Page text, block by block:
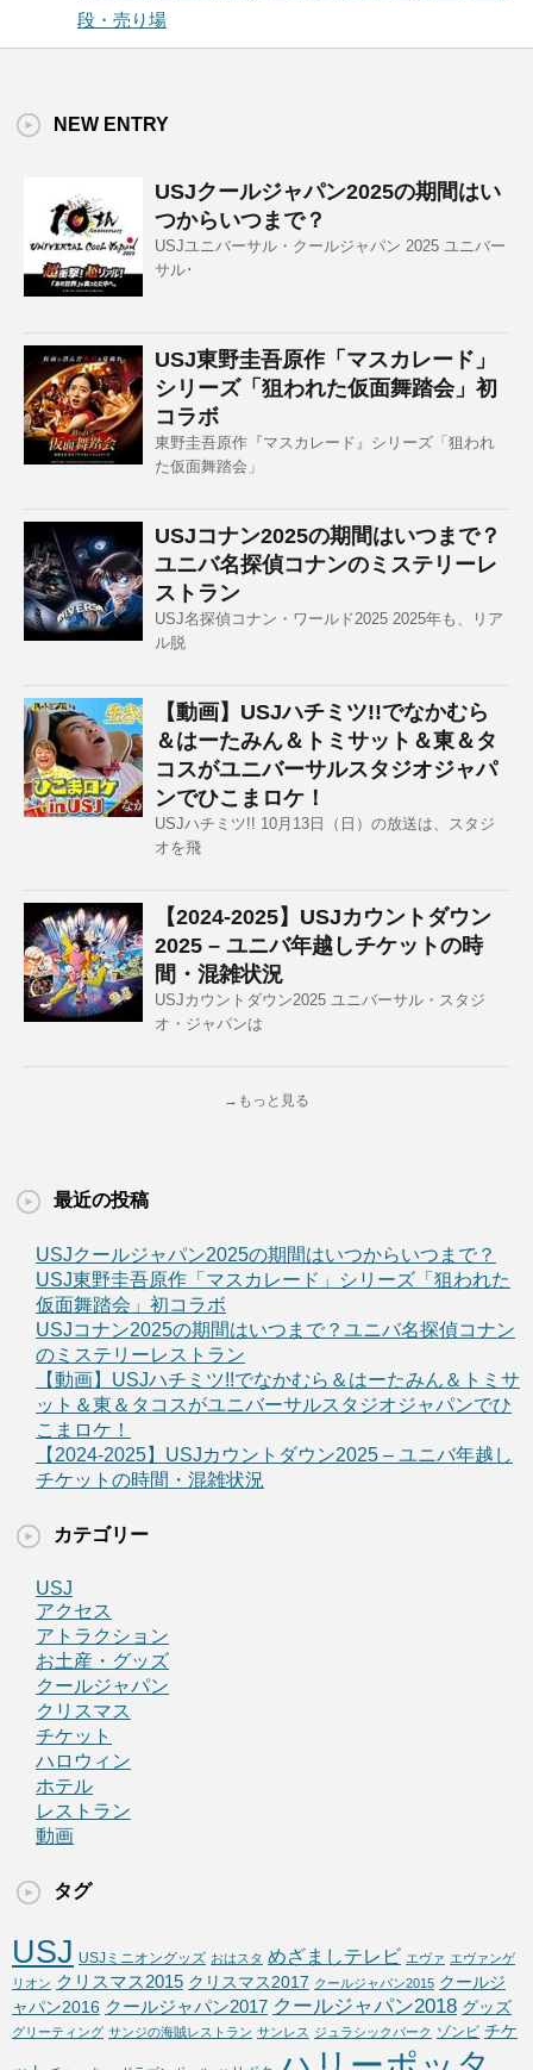
段・売り場
NEW ENTRY
USJクールジャパン2025の期間はい
つからいつまで？
USJユニバーサル・クールジャパン 2025 ユニバー
サル･
USJ東野圭吾原作「マスカレード」
シリーズ「狙われた仮面舞踏会」初
コラボ
東野圭吾原作『マスカレード』シリーズ「狙われ
た仮面舞踏会」
USJコナン2025の期間はいつまで？
ユニバ名探偵コナンのミステリーレ
ストラン
USJ名探偵コナン・ワールド2025 2025年も、リア
ル脱
【動画】USJハチミツ!!でなかむら
＆はーたみん＆トミサット＆東＆タ
コスがユニバーサルスタジオジャパ
ンでひこまロケ！
USJハチミツ!! 10月13日（日）の放送は、スタジ
オを飛
【2024-2025】USJカウントダウン
2025 – ユニバ年越しチケットの時
間・混雑状況
USJカウントダウン2025 ユニバーサル・スタジ
オ・ジャパンは
→もっと見る
最近の投稿
USJクールジャパン2025の期間はいつからいつまで？
USJ東野圭吾原作「マスカレード」シリーズ「狙われた
仮面舞踏会」初コラボ
USJコナン2025の期間はいつまで？ユニバ名探偵コナン
のミステリーレストラン
【動画】USJハチミツ!!でなかむら＆はーたみん＆トミサ
ット＆東＆タコスがユニバーサルスタジオジャパンでひ
こまロケ！
【2024-2025】USJカウントダウン2025 – ユニバ年越し
チケットの時間・混雑状況
カテゴリー
USJ
アクセス
アトラクション
お土産・グッズ
クールジャパン
クリスマス
チケット
ハロウィン
ホテル
レストラン
動画
タグ
USJ USJミニオングッズ おはスタ めざましテレビ エヴァ エヴァンゲ
リオン クリスマス2015 クリスマス2017 クールジャパン2015 クールジ
ャパン2016 クールジャパン2017 クールジャパン2018 グッズ
グリーティング サンジの海賊レストラン サンレス ジュラシックパーク ゾンビ チケ